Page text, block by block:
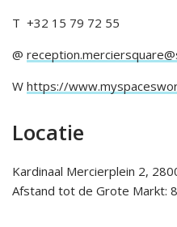
T +32 15 79 72 55
@
W https://
Locatie
Kardinaal Mercierplein 2,
Afstand tot de Grote Markt: